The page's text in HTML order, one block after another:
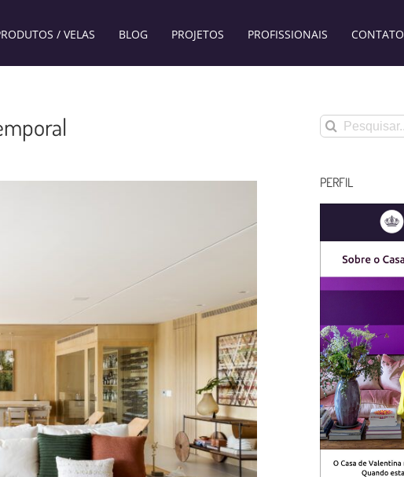
/ VELAS BLOG PROJETOS PROFISSIONAIS CONTATO
Buscar
resultados
PERFIL